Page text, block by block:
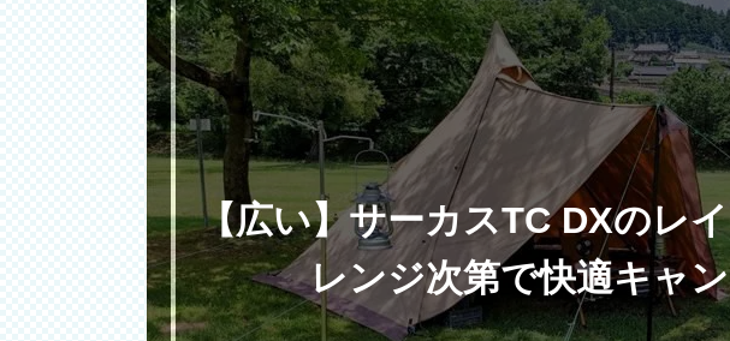
【広い】サーカスTC DXのレ
レンジ次第で快適キャ